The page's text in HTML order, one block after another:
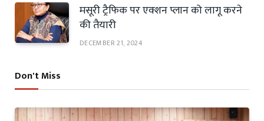
मसूरी ट्रैफिक पर एक्शन प्लान को लागू करने
की तैयारी
DECEMBER 21, 2024
Don't Miss